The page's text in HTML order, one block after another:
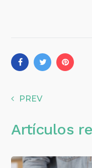
PREV
Artículos